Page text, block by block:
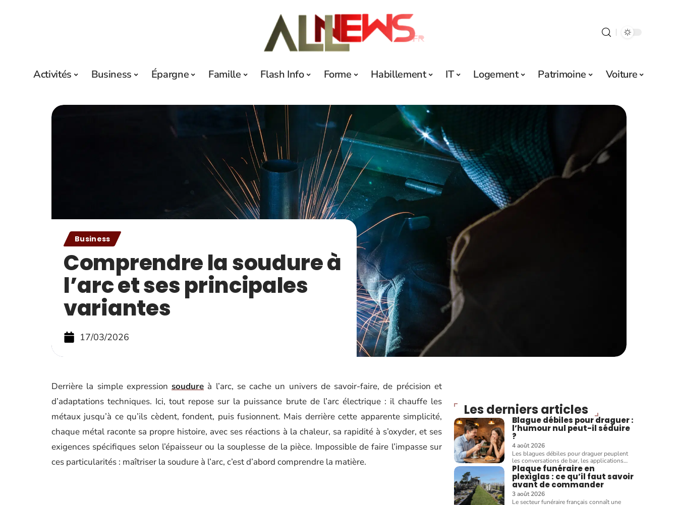
Activités Business Épargne Famille Flash Info Forme Habillement IT Logement Patrimoine Voiture
Business
Comprendre la soudure à
l’arc et ses principales
variantes
17/03/2026
Derrière la simple expression soudure à l’arc, se cache un univers de savoir-faire, de précision et
d’adaptations techniques. Ici, tout repose sur la puissance brute de l’arc électrique : il chauffe les
métaux jusqu’à ce qu’ils cèdent, fondent, puis fusionnent. Mais derrière cette apparente simplicité,
chaque métal raconte sa propre histoire, avec ses réactions à la chaleur, sa rapidité à s’oxyder, et ses
exigences spécifiques selon l’épaisseur ou la souplesse de la pièce. Impossible de faire l’impasse sur
ces particularités : maîtriser la soudure à l’arc, c’est d’abord comprendre la matière.
Les derniers articles
Blague débiles pour draguer :
l’humour nul peut-il séduire
?
4 août 2026
Les blagues débiles pour draguer peuplent
les conversations de bar, les applications…
Plaque funéraire en
plexiglas : ce qu’il faut savoir
avant de commander
3 août 2026
Le secteur funéraire français connaît une